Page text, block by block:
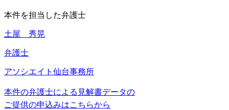
本件を担当した弁護士
土屋 秀晃
弁護士
アソシエイト 仙台事務所
本件の弁護士による見解書データの
ご提供の申込みはこちらから